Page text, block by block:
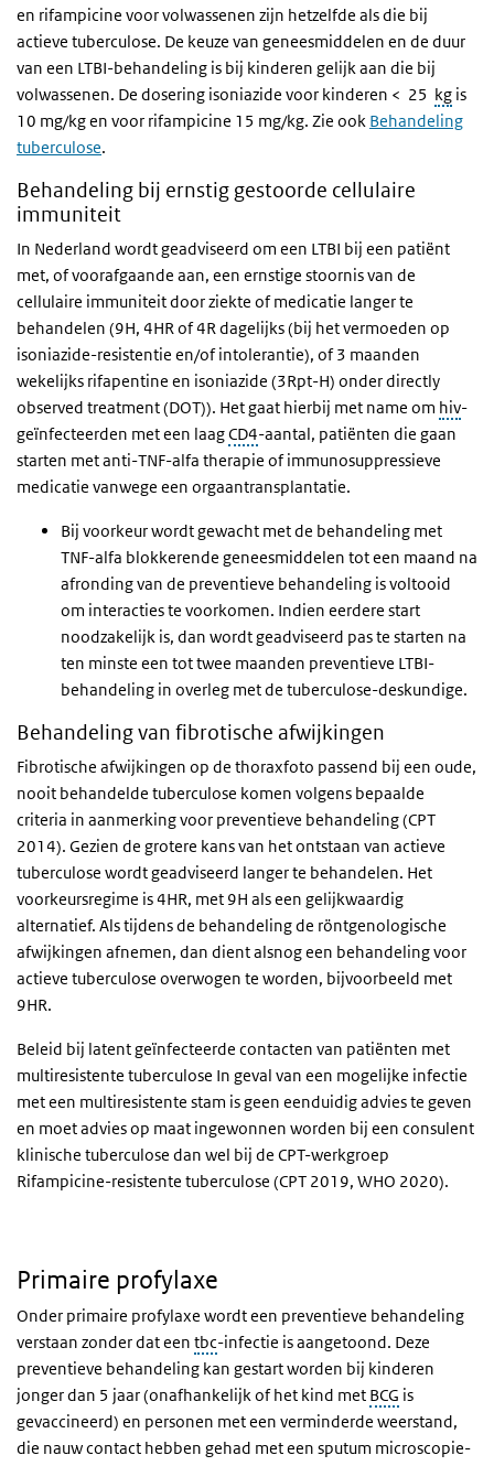
en rifampicine voor volwassenen zijn hetzelfde als die bij
actieve tuberculose. De keuze van geneesmiddelen en de duur
van een LTBI-behandeling is bij kinderen gelijk aan die bij
volwassenen. De dosering isoniazide voor kinderen < 25 kg is
10 mg/kg en voor rifampicine 15 mg/kg. Zie ook Behandeling
tuberculose.
Behandeling bij ernstig gestoorde cellulaire
immuniteit
In Nederland wordt geadviseerd om een LTBI bij een patiënt
met, of voorafgaande aan, een ernstige stoornis van de
cellulaire immuniteit door ziekte of medicatie langer te
behandelen (9H, 4HR of 4R dagelijks (bij het vermoeden op
isoniazide-resistentie en/of intolerantie), of 3 maanden
wekelijks rifapentine en isoniazide (3Rpt-H) onder directly
observed treatment (DOT)). Het gaat hierbij met name om hiv-
geïnfecteerden met een laagCD4-aantal, patiënten die gaan
starten met anti-TNF-alfa therapie of immunosuppressieve
medicatie vanwege een orgaantransplantatie.
Bij voorkeur wordt gewacht met de behandeling met
TNF-alfa blokkerende geneesmiddelen tot een maand na
afronding van de preventieve behandeling is voltooid
om interacties te voorkomen. Indien eerdere start
noodzakelijk is, dan wordt geadviseerd pas te starten na
ten minste een tot twee maanden preventieve LTBI-
behandeling in overleg met de tuberculose-deskundige.
Behandeling van fibrotische afwijkingen
Fibrotische afwijkingen op de thoraxfoto passend bij een oude,
nooit behandelde tuberculose komen volgens bepaalde
criteria in aanmerking voor preventieve behandeling (CPT
2014). Gezien de grotere kans van het ontstaan van actieve
tuberculose wordt geadviseerd langer te behandelen. Het
voorkeursregime is 4HR, met 9H als een gelijkwaardig
alternatief. Als tijdens de behandeling de röntgenologische
afwijkingen afnemen, dan dient alsnog een behandeling voor
actieve tuberculose overwogen te worden, bijvoorbeeld met
9HR.
Beleid bij latent geïnfecteerde contacten van patiënten met
multiresistente tuberculose In geval van een mogelijke infectie
met een multiresistente stam is geen eenduidig advies te geven
en moet advies op maat ingewonnen worden bij een consulent
klinische tuberculose dan wel bij de CPT-werkgroep
Rifampicine-resistente tuberculose (CPT 2019, WHO 2020).
Primaire profylaxe
Onder primaire profylaxe wordt een preventieve behandeling
verstaan zonder dat een tbc-infectie is aangetoond. Deze
preventieve behandeling kan gestart worden bij kinderen
jonger dan 5 jaar (onafhankelijk of het kind met BCG is
gevaccineerd) en personen met een verminderde weerstand,
die nauw contact hebben gehad met een sputum microscopie-